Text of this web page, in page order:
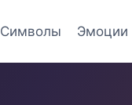
Символы Эмоции